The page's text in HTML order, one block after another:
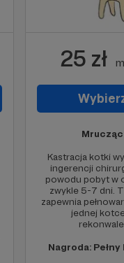
25 zł
Kastracja kotki
ingerencji
powodu pobyt w
zwykle 5-7 dni.
zapewnia
jednej
Nagroda: